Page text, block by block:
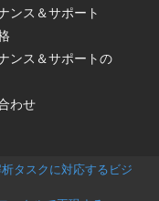
ンス＆サポート
ンス＆サポートの
わせ
タスクに対応するビジ